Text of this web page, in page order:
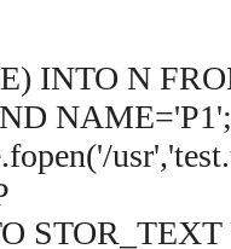
INTO N
NAME='P1';